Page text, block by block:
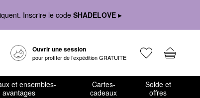
Inscrire le code SHADELOVE ▸
Ouvrir une session
pour profiter de l’expédition GRATUITE
et ensembles-
avantages
Cartes-
cadeaux
Solde et
offres